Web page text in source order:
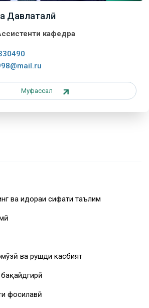
Давлаталӣ
кафедра
Муфассал
ва идораи сифати таълим
ва рушди касбият
фосилавӣ